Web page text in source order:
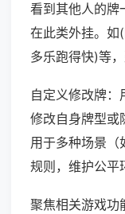
看到其他人的牌
在此类外挂。如
多乐跑得快)等
自定义修改牌：
修改自身牌型或
用于多种场景（
规则，维护公平
聚焦相关游戏功